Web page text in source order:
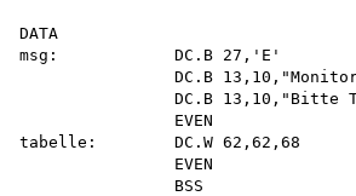
DATA
msg:            DC.B 27,'E'
DC.B
DC.B 13,10,"Bitte
                EVEN
tabelle:        DC.W 62,62,68
EVEN
                BSS